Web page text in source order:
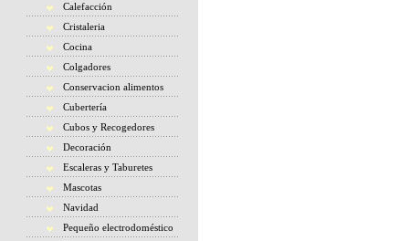
Calefacción
Cristaleria
Cocina
Colgadores
Conservacion alimentos
Cubertería
Cubos y Recogedores
Decoración
Escaleras y Taburetes
Mascotas
Navidad
Pequeño electrodoméstico